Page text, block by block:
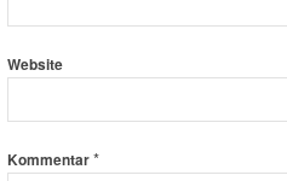
Website
Kommentar*